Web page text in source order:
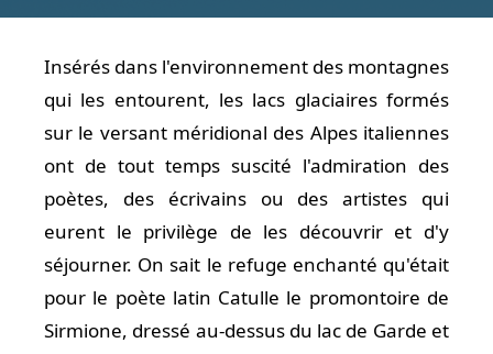
Insérés dans l'environnement des montagnes
qui les entourent, les lacs glaciaires formés
sur le versant méridional des Alpes italiennes
ont de tout temps suscité l'admiration des
poètes, des écrivains ou des artistes qui
eurent le privilège de les découvrir et d'y
séjourner. On sait le refuge enchanté qu'était
pour le poète latin Catulle le promontoire de
Sirmione, dressé au-dessus du lac de Garde et